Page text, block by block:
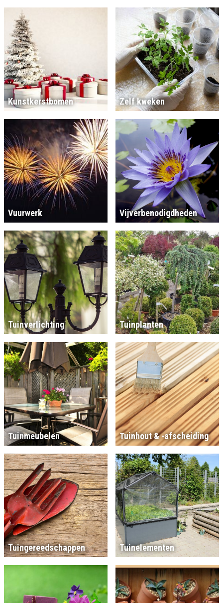
Kunstkerstbomen Zelf kweken
Vuurwerk Vijverbenodigdheden
Tuinverlichting Tuinplanten
Tuinmeubelen Tuinhout & -afscheiding
Tuingereedschappen Tuinelementen